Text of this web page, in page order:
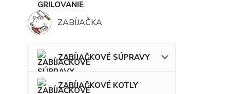
ZABÍJAČKA
ZABÍJAČKOVÉ SÚPRAVY
ZABÍJAČKOVÉ KOTLY